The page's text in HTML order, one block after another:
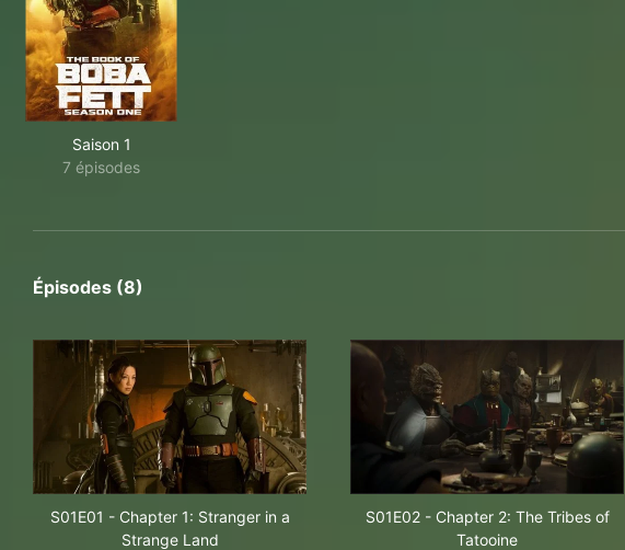
Saison 1
7 épisodes
Épisodes (8)
S01E01 - Chapter 1: Stranger in a
Strange Land
S01E02- Chapter 2: The Tribes of
Tatooine